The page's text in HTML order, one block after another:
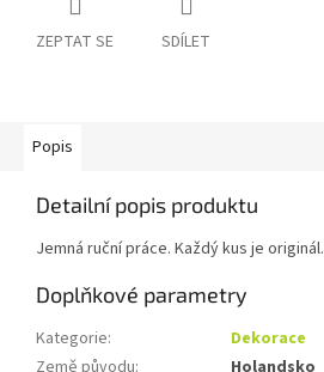
ZEPTAT SE SDÍLET
Popis
Detailní popis produktu
Jemná ruční práce. Každý kus je originál.
Doplňkové parametry
Kategorie:
Dekorace